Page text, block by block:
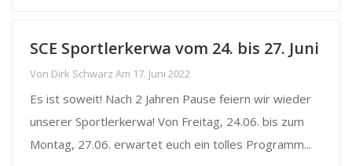
SCE Sportlerkerwa vom 24. bis 27. Juni
Von Dirk Schwarz Am 17. Juni 2022
Es ist soweit! Nach 2 Jahren Pause feiern wir wieder
unserer Sportlerkerwa! Von Freitag, 24.06. bis zum
Montag, 27.06. erwartet euch ein tolles Programm...